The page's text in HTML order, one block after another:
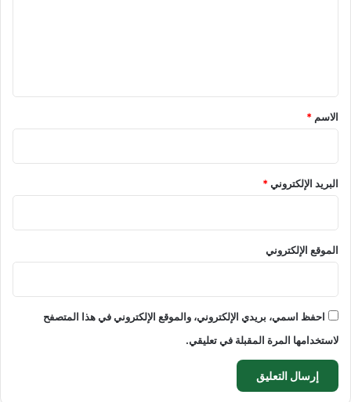
*
الاسم *
البريد الإلكتروني*
الموقع الإلكتروني
احفظ اسمي، بريدي الإلكتروني، والموقع الإلكتروني في هذا المتصفح
لاستخدامها المرة المقبلة في تعليقي.